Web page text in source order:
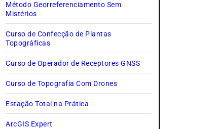
Método Georreferenciamento Sem
Mistérios
Curso de Confecção de Plantas
Topográficas
Curso de Operador de Receptores GNSS
Curso de Topografia Com Drones
Estação Total na Prática
ArcGIS Expert